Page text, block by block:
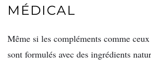
MÉDICAL
Même si les compléments comme
sont formulés avec des ingrédients